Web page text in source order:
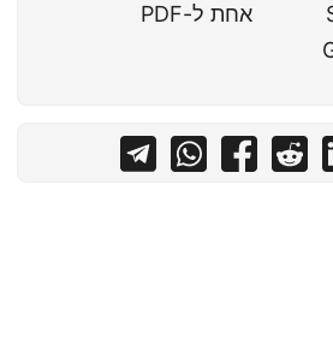
אחת ל-PDF